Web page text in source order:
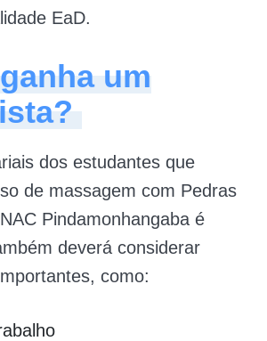
EaD.
um
dos estudantes que
de massagem com Pedras
Pindamonhangaba é
deverá considerar
como: